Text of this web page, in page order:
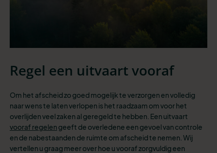
Regel een uitvaart vooraf
Om het afscheid zo goed mogelijk te verzorgen en volledig
naar wens te laten verlopen is het raadzaam om voor het
overlijden veel zaken al geregeld te hebben. Een uitvaart
vooraf regelen geeft de overledene een gevoel van controle
en de nabestaanden de ruimte om afscheid te nemen. Wij
vertellen u graag meer over hoe u vooraf zorgvuldig een